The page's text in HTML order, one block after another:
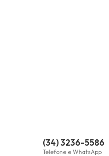
(34) 3236-5586
Telefone e WhatsApp